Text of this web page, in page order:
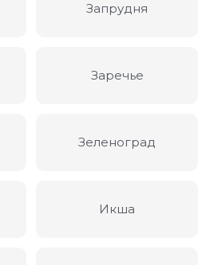
Запрудня
Заречье
Зеленоград
Икша